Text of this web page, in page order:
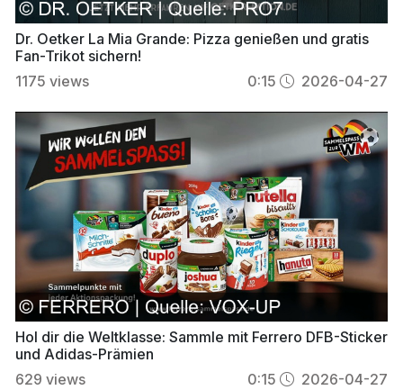
Dr. Oetker La Mia Grande: Pizza genießen und gratis
Fan-Trikot sichern!
1175 views 0:15 2026-04-27
Hol dir die Weltklasse: Sammle mit Ferrero DFB-Sticker
und Adidas-Prämien
629 views 0:15 2026-04-27